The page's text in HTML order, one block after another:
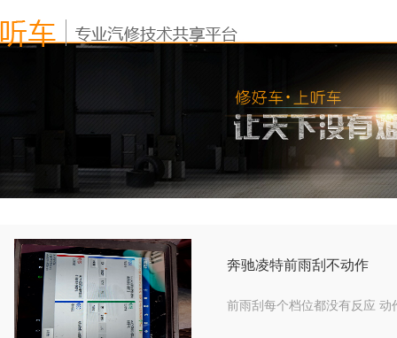
奔驰凌特前雨刮不动作
前雨刮每个档位都没有反应